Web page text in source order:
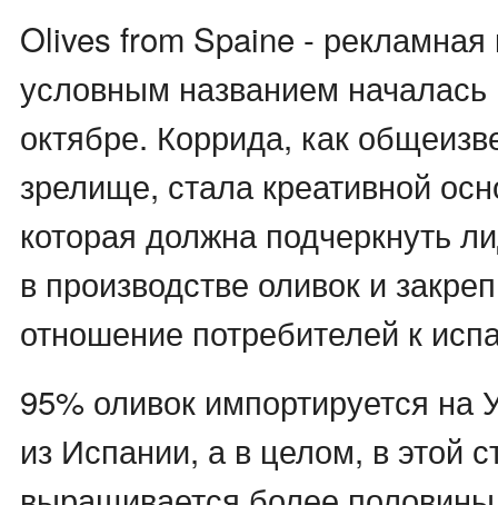
Olives from Spaine -
условным названием началась
октябре. Коррида, как
зрелище, стала креативной
которая должна подчеркнуть
в производстве оливок и
отношение потребителей к
95% оливок импортируется на
из Испании, а в целом, в этой